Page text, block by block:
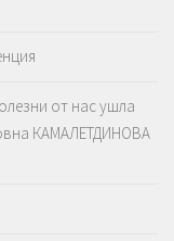
от нас ушла
КАМАЛЕТДИНОВА